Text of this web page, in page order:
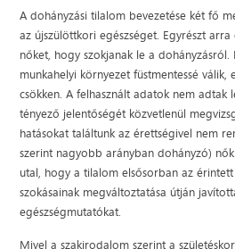
A dohányzási tilalom bevezetése két fő
az újszülöttkori egészséget. Egyrészt
nőket, hogy szokjanak le a
munkahelyi környezet füstmentessé válik,
csökken. A felhasznált adatok nem
tényező jelentőségét közvetlenül
hatásokat találtunk az érettségivel nem
szerint nagyobb arányban dohányzó)
utal, hogy a tilalom elsősorban az
szokásainak megváltoztatása útján
egészségmutatókat.
Mivel a szakirodalom szerint a